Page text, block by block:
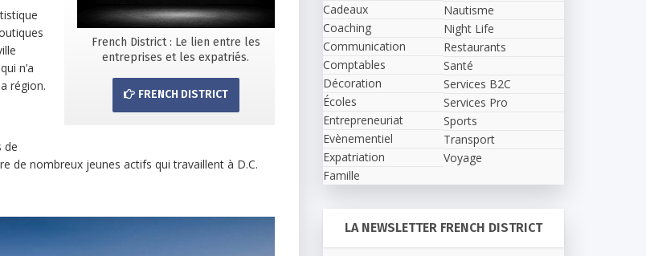
French District : Le lien entre les
entreprises et les expatriés.
FRENCH DISTRICT
n’a
région.
de
de nombreux jeunes actifs qui travaillent à D.C.
Cadeaux
Coaching
Communication
Comptables
Décoration
Écoles
Entrepreneuriat
Evènementiel
Expatriation
Famille
Nautisme
Night Life
Restaurants
Santé
Services B2C
Services Pro
Sports
Transport
Voyage
LA NEWSLETTER FRENCH DISTRICT